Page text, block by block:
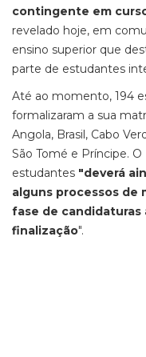
contingente em
revelado hoje, em
ensino superior que
parte de estudantes
Até ao momento, 194
formalizaram a sua
Angola, Brasil, Cabo
São Tomé e Príncipe.
estudantes "deverá
alguns processos de
fase de candidaturas
finalização".